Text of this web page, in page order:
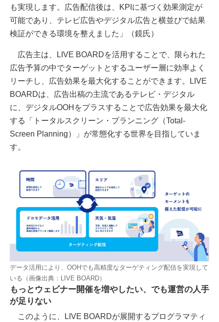
も実現します。広告配信後は、KPIに基づく効果測定が
可能であり、テレビ広告やデジタル広告と横並びで結果
検証ができる環境を整えました」（鏡氏）
広告主は、LIVE BOARDを活用することで、限られた
広告予算の中でターゲットとするユーザー層に効率よく
リーチし、広告効果を最大化することができます。LIVE
BOARDは、広告出稿の主流であるテレビ・デジタル
に、デジタルOOHをプラスすることで広告効果を最大化
する「トータルスクリーン・プランニング（Total-
Screen Planning）」が常態化する世界を目指していま
す。
データ活用により、OOHでも高精度なターゲティング配信を実現して
いる（画像出典：LIVE BOARD）
もっとウェビナー開催を増やしたい、でも運営の人手
が足りない
このように、LIVE BOARDが展開するプログラマティ